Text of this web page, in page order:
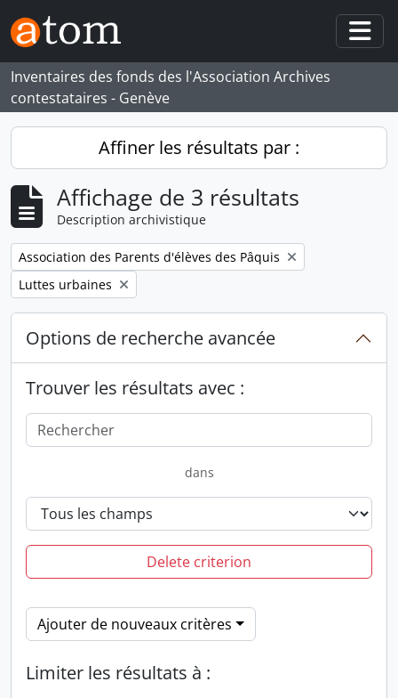
Skip to main content
Inventaires des fonds des l'Association Archives
contestataires - Genève
Affiner les résultats par :
Affichage de 3 résultats
Description archivistique
Remove filter:
Association des Parents d'élèves des Pâquis
Remove filter:
Luttes urbaines
Options de recherche avancée
Trouver les résultats avec :
dans
Delete criterion
Ajouter de nouveaux critères
Limiter les résultats à :